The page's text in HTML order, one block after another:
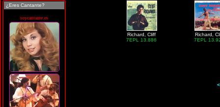
¿Eres Cantante?
soycantante.es
Richard, Cliff
7EPL 13.886
Richard,
7EPL